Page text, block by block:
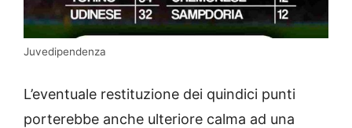
Juvedipendenza
L’eventuale restituzione dei quindici punti
porterebbe anche ulteriore calma ad una